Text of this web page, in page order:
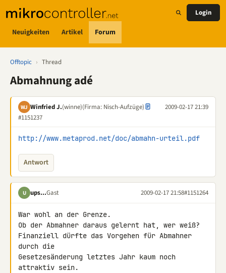
Neuigkeiten Artikel Forum
Login
Offtopic › Thread
Abmahnung adé
WJ Winfried J.(winne)(Firma: Nisch-Aufzüge)
2009-02-17 21:39
#1151237
http://www.metaprod.net/doc/abmahn-urteil.pdf
Antwort
U ups...Gast 2009-02-17 21:58#1151264
War wohl an der Grenze.
Ob der Abmahner daraus gelernt hat, wer weiß?
Finanziell dürfte das Vorgehen für Abmahner
durch die
Gesetzesänderung letztes Jahr kaum noch
attraktiv sein.